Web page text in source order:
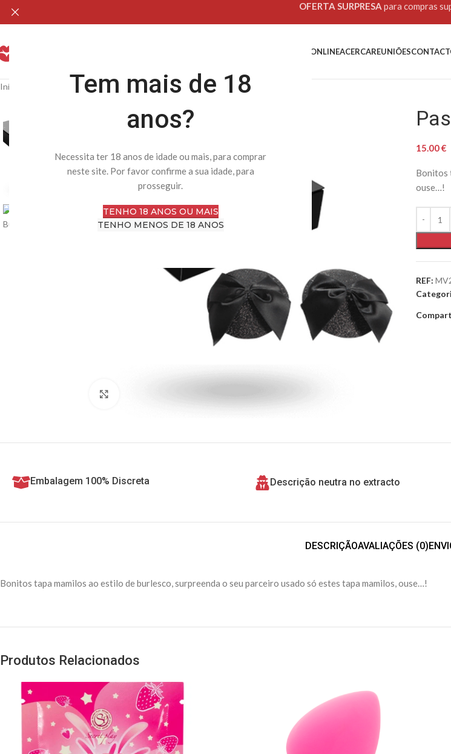
Tem mais de 18
anos?
Necessita ter 18 anos de idade ou mais, para comprar
neste site. Por favor confirme a sua idade, para
prosseguir.
TENHO 18 ANOS OU MAIS
TENHO MENOS DE 18 ANOS
OFERTA SURPRESA para compras
LOJA ONLINEACERCAREUNIÕES
Início MV – Sem Categoria Pasties Burlesque
15.00€
Bonitos
ouse…!
REF:
Embalagem 100% Discreta Descrição neutra no extracto
DESCRIÇÃOAVALIAÇÕES (0)
Bonitos tapa mamilos ao estilo de burlesco, surpreenda o seu parceiro usado só estes tapa mamilos, ouse…!
Produtos Relacionados